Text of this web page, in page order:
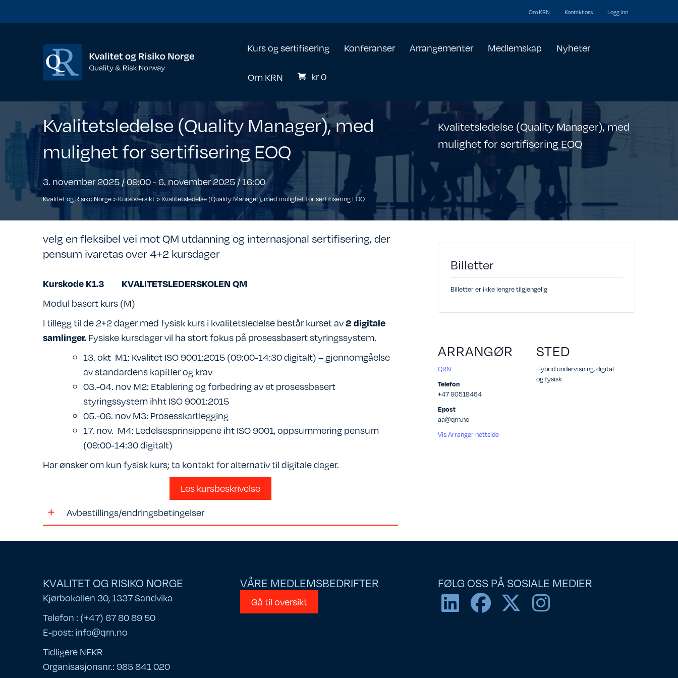
Om KRN Kontakt oss Logg inn
Kurs og sertifisering Konferanser Arrangementer Medlemskap Nyheter
Om KRN kr0
Kvalitetsledelse (Quality Manager), med
mulighet for sertifisering EOQ
3. november 2025 / 09:00-6. november 2025 / 16:00
Kvalitet og Risiko Norge> Kursoversikt> Kvalitetsledelse (Quality Manager), med mulighet for sertifisering EOQ
Kvalitetsledelse (Quality Manager), med
mulighet for sertifisering EOQ
velg en fleksibel vei mot QM utdanning og internasjonal sertifisering, der
pensum ivaretas over 4+2 kursdager
Kurskode K1.3 KVALITETSLEDERSKOLEN QM
Modul basert kurs (M)
I tillegg til de 2+2 dager med fysisk kurs i kvalitetsledelse består kurset av2 digitale
samlinger. Fysiske kursdager vil ha stort fokus på prosessbasert styringssystem.
13. okt M1: Kvalitet ISO 9001:2015 (09:00-14:30 digitalt) – gjennomgåelse
av standardens kapitler og krav
03.-04. nov M2: Etablering og forbedring av et prosessbasert
styringssystem ihht ISO 9001:2015
05.-06. nov M3: Prosesskartlegging
17. nov. M4: Ledelsesprinsippene iht ISO 9001, oppsummering pensum
(09:00-14:30 digitalt)
Har ønsker om kun fysisk kurs; ta kontakt for alternativ til digitale dager.
Les kursbeskrivelse
Avbestillings/endringsbetingelser
Billetter
Billetter er ikke lengre tilgjengelig
ARRANGØR
QRN
Telefon
+47 90518464
Epost
aa@qrn.no
Vis Arrangør nettside
STED
Hybrid undervisning, digital
og fysisk
KVALITET OG RISIKO NORGE
Kjørbokollen 30, 1337 Sandvika
Telefon : (+47) 67 80 89 50
E-post: info@qrn.no
Tidligere NFKR
Organisasjonsnr.: 985 841 020
VÅRE MEDLEMSBEDRIFTER
Gå til oversikt
FØLG OSS PÅ SOSIALE MEDIER